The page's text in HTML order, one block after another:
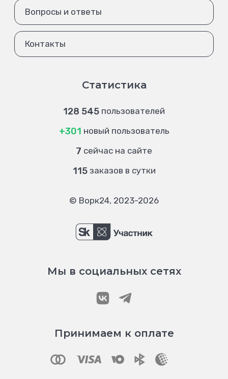
Вопросы и ответы
Контакты
Статистика
128 545 пользователей
+301 новый пользователь
7 сейчас на сайте
115 заказов в сутки
© Ворк24, 2023-2026
Мы в социальных сетях
Принимаем к оплате